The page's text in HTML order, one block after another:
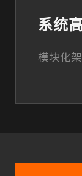
系统
模块化